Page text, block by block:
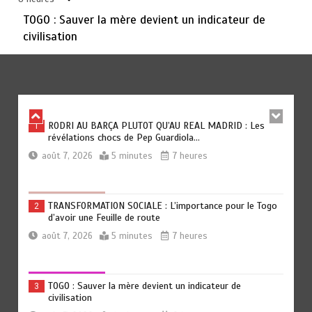
TOGO : Sauver la mère devient un indicateur de
civilisation
tourisme
1
RODRI AU BARÇA PLUTOT QU’AU REAL MADRID : Les
révélations chocs de Pep Guardiola…
août 7, 2026 5 minutes 7 heures
2
TRANSFORMATION SOCIALE : L’importance pour le Togo
d’avoir une Feuille de route
août 7, 2026 5 minutes 7 heures
3
TOGO : Sauver la mère devient un indicateur de
civilisation